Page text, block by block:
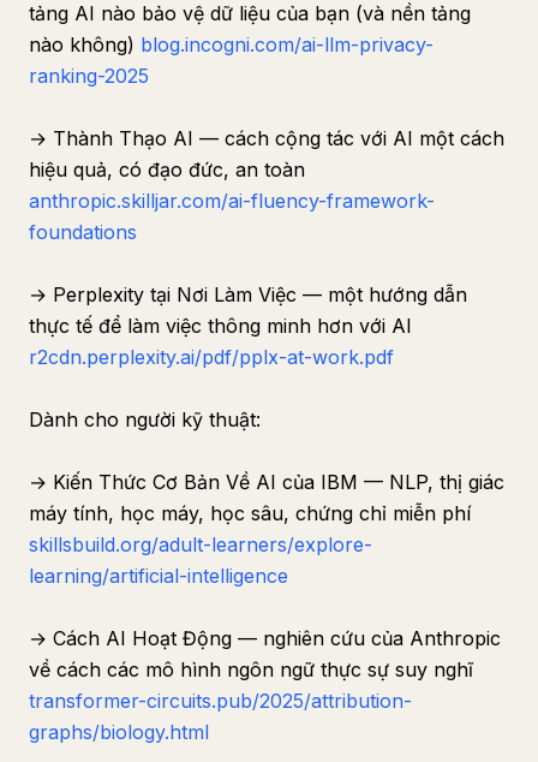
tảng AI nào bảo vệ dữ liệu của bạn (và nền tảng
nào không) blog.incogni.com/ai-llm-privacy-
ranking-2025
→ Thành Thạo AI — cách cộng tác với AI một cách
hiệu quả, có đạo đức, an toàn
anthropic.skilljar.com/ai-fluency-framework-
foundations
→ Perplexity tại Nơi Làm Việc — một hướng dẫn
thực tế để làm việc thông minh hơn với AI
r2cdn.perplexity.ai/pdf/pplx-at-work.pdf
Dành cho người kỹ thuật:
→ Kiến Thức Cơ Bản Về AI của IBM — NLP, thị giác
máy tính, học máy, học sâu, chứng chỉ miễn phí
skillsbuild.org/adult-learners/explore-
learning/artificial-intelligence
→ Cách AI Hoạt Động — nghiên cứu của Anthropic
về cách các mô hình ngôn ngữ thực sự suy nghĩ
transformer-circuits.pub/2025/attribution-
graphs/biology.html